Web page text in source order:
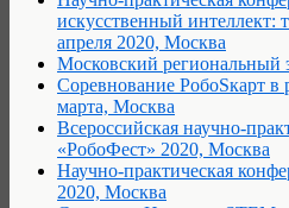
искусственный интеллект:
апреля 2020, Москва
Московский региональный
Соревнование РобоSкарт в
марта, Москва
Всероссийская научно-
«РобоФест» 2020, Москва
Научно-практическая
2020, Москва